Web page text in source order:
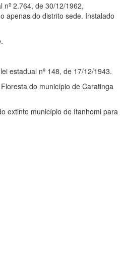
2.764, de 30/12/1962,
apenas do distrito sede. Instalado
estadual nº 148, de 17/12/1943.
do município de Caratinga
extinto município de Itanhomi para